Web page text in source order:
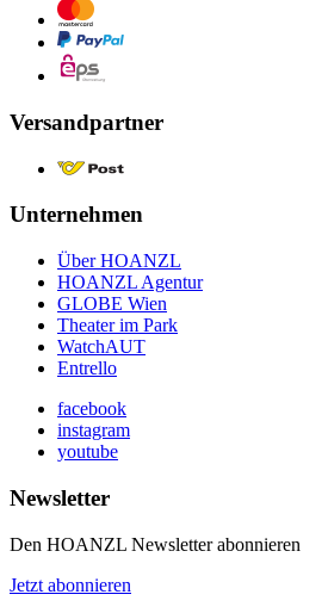
Versandpartner
Unternehmen
Über HOANZL
HOANZL Agentur
GLOBE Wien
Theater im Park
WatchAUT
Entrello
facebook
instagram
youtube
Newsletter
Den HOANZL Newsletter abonnieren
Jetzt abonnieren